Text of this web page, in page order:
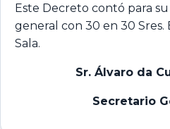
Este Decreto contó para
general con 30 en 30 Sres.
Sala.
Sr. Álvaro da
Secretario